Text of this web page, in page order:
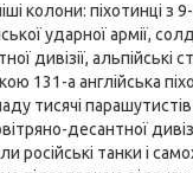
колони: піхотинці з
ударної армії,
дивізії, альпійські
131-а англійська
тисячі парашутистів
десантної
російські танки і